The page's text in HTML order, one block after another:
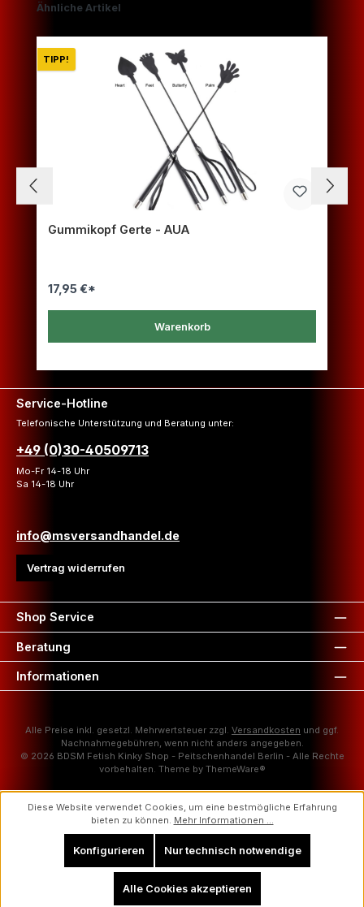
Produktgalerie überspringen
Ähnliche Artikel
TIPP!
Gummikopf Gerte - AUA
17,95 €*
Warenkorb
Service-Hotline
Telefonische Unterstützung und Beratung unter:
+49 (0)30-40509713
Mo-Fr 14-18 Uhr
Sa 14-18 Uhr
info@msversandhandel.de
Vertrag widerrufen
Shop Service
Beratung
Informationen
Alle Preise inkl. gesetzl. Mehrwertsteuer zzgl. Versandkosten und ggf.
Nachnahmegebühren, wenn nicht anders angegeben.
© 2026 BDSM Fetish Kinky Shop - Peitschenhandel Berlin - Alle Rechte
vorbehalten. Theme by ThemeWare®
Diese Website verwendet Cookies, um eine bestmögliche Erfahrung
bieten zu können. Mehr Informationen ...
Nur technisch notwendige
Konfigurieren
Alle Cookies akzeptieren